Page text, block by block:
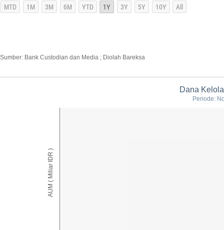
Sumber: Bank Custodian dan Media ; Diolah Bareksa
AUM ( Miliar IDR )
Dana
Periode: